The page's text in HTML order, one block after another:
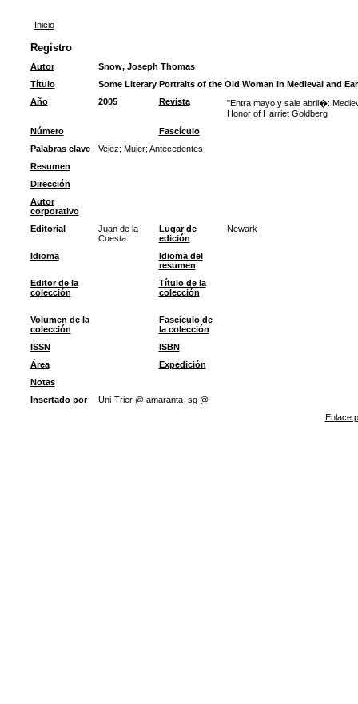
Inicio
Registro
Autor
Snow, Joseph Thomas
Título
Some Literary Portraits of the Old Woman in Medieval and
Año
2005 Revista
"Entra mayo y sale abril�:
Honor of Harriet Goldberg
Número
Fascículo
Palabras clave
Vejez; Mujer; Antecedentes
Resumen
Dirección
Autor
corporativo
Editorial
Juan de la
Cuesta
Lugar de
edición
Newark
Idioma
Idioma del
resumen
Editor de la
colección
Título de la
colección
Volumen de la
colección
Fascículo de
la colección
ISSN
ISBN
Área
Expedición
Notas
Insertado por
Uni-Trier @ amaranta_sg @
Enlace